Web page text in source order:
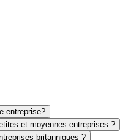
entreprise?
et moyennes entreprises ?
britanniques ?